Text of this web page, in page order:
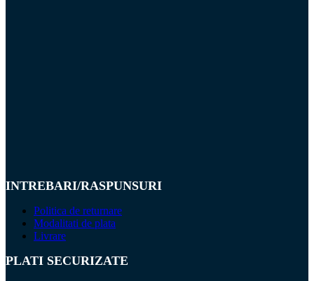
INTREBARI/RASPUNSURI
Politica de returnare
Modalitati de plata
Livrare
PLATI SECURIZATE